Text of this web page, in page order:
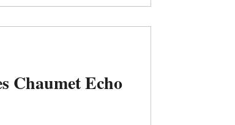
Chaumet Echo